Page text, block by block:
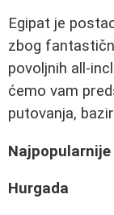
Egipat je
zbog
povoljnih all-
ćemo vam
putovanja,
Hurgada